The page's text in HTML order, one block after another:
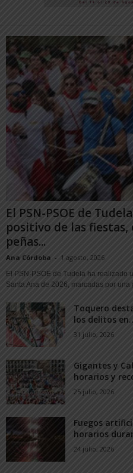
El PSN-PSOE de
positivo de las fiestas,
peñas...
Ana Córdoba - 1 agosto, 2026
El PSN-PSOE de Tudela ha realizado
Santa Ana de 2026, marcadas por
Toquero
los delitos
31 julio, 2026
Gigantes y
horarios y
25 julio, 2026
Fuegos
horarios
24 julio, 2026